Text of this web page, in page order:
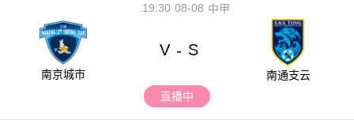
08-08
19:30 中甲
南京城市
V - S
南通支云
直播中